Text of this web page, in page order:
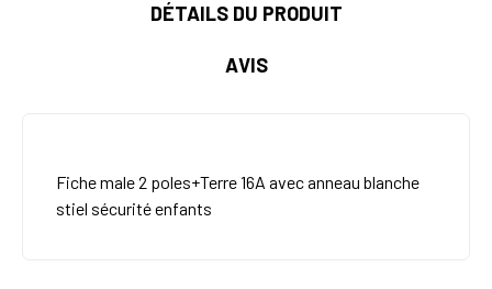
DÉTAILS DU PRODUIT
AVIS
Fiche male 2 poles+Terre 16A avec anneau blanche
stiel sécurité enfants